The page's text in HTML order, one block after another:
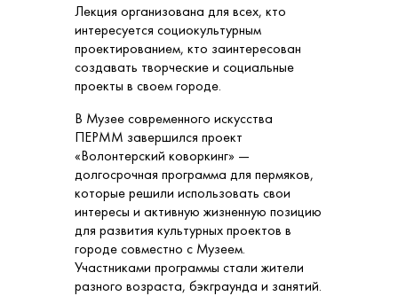
Лекция организована для всех, кто
интересуется социокультурным
проектированием, кто заинтересован
создавать творческие и социальные
проекты в своем городе.
В Музее современного искусства
ПЕРММ завершился проект
«Волонтерский коворкинг» —
долгосрочная программа для пермяков,
которые решили использовать свои
интересы и активную жизненную позицию
для развития культурных проектов в
городе совместно с Музеем.
Участниками программы стали жители
разного возраста, бэкграунда и занятий.